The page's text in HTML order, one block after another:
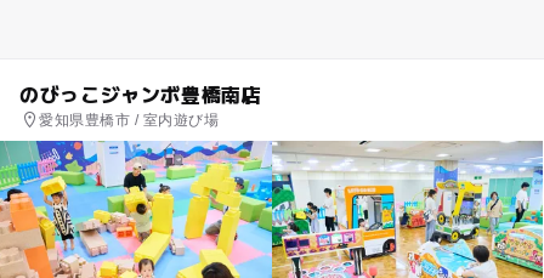
のびっこジャンボ豊橋南店
愛知県豊橋市 / 室内遊び場